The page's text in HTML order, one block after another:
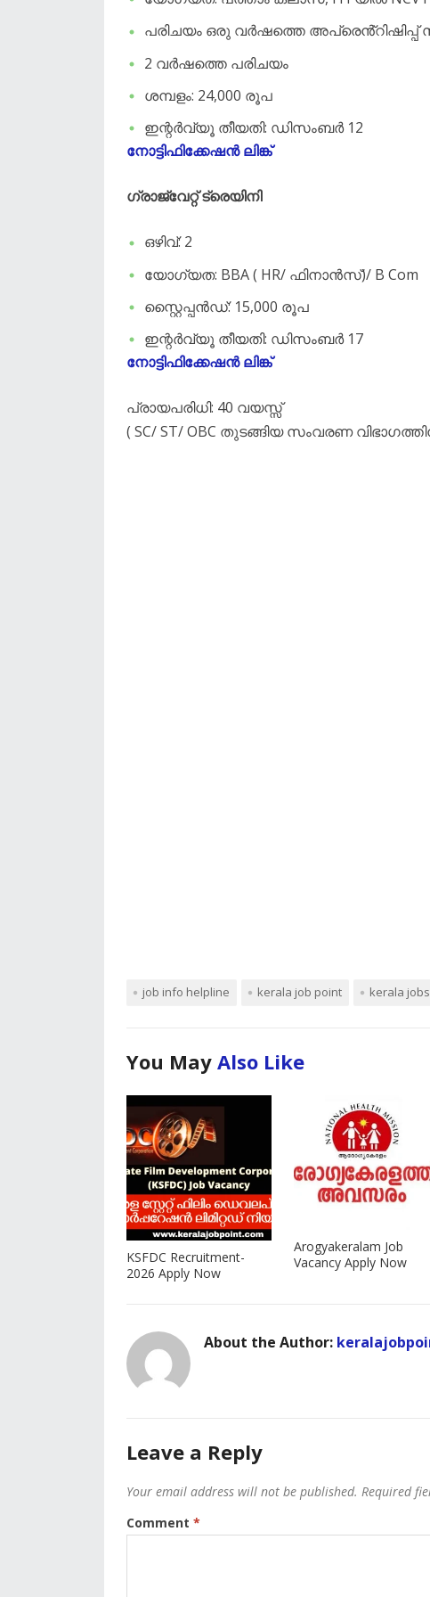
പരിചയം ഒരു വർഷത്തെ അപ്രെൻ്റിഷിപ്പ്
2 വർഷത്തെ പരിചയം
ശമ്പളം: 24,000 രൂപ
ഇന്റർവ്യൂ തീയതി: ഡിസംബർ 12
നോട്ടിഫിക്കേഷൻ ലിങ്ക്
ഗ്രാജ്വേറ്റ് ട്രെയിനി
ഒഴിവ്: 2
യോഗ്യത: BBA ( HR/ ഫിനാൻസ്)/ B Com
സ്റ്റൈപ്പൻഡ്: 15,000 രൂപ
ഇന്റർവ്യൂ തീയതി: ഡിസംബർ 17
നോട്ടിഫിക്കേഷൻ ലിങ്ക്
പ്രായപരിധി: 40 വയസ്സ്
( SC/ ST/ OBC തുടങ്ങിയ സംവരണ
job info helpline kerala job point kerala jobs
You May Also Like
KSFDC Recruitment-
2026 Apply Now
Arogyakeralam Job
Vacancy Apply Now
About the Author:
Leave a Reply
Your email address will not be published. Required
Comment *